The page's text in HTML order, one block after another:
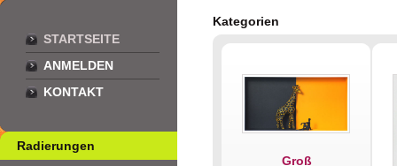
STARTSEITE
ANMELDEN
KONTAKT
Radierungen
Kategorien
Groß